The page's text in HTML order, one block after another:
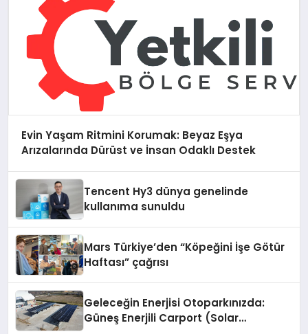
Evin Yaşam Ritmini Korumak: Beyaz Eşya
Arızalarında Dürüst ve İnsan Odaklı Destek
Tencent Hy3 dünya genelinde
kullanıma sunuldu
Mars Türkiye’den “Köpeğini İşe Götür
Haftası” çağrısı
Geleceğin Enerjisi Otoparkınızda:
Güneş Enerjili Carport (Solar